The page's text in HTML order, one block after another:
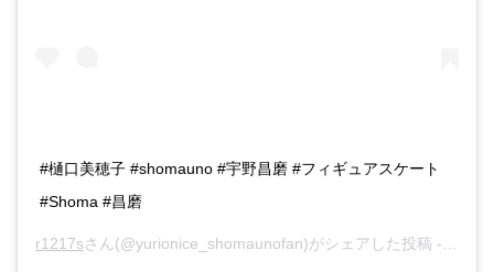
#樋口美穂子 #shomauno #宇野昌磨 #フィギュアスケート
#Shoma #昌磨
r1217sさん(@yurionice_shomaunofan)がシェアした投稿 -